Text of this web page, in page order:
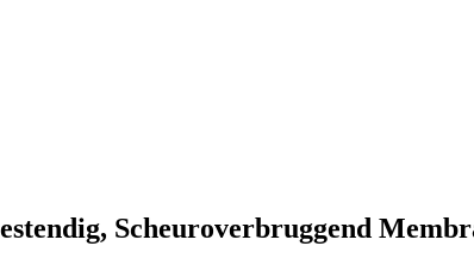
Scheuroverbruggend